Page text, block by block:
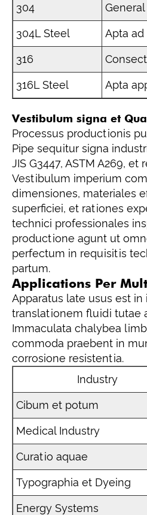
304
304L Steel Apta
316
316L Steel Apta
Vestibulum signa et
Processus productionis
Pipe sequitur signa
JIS G3447, ASTM A269, et
Vestibulum imperium
dimensiones, materiales
superficiei, et rationes
technici professionales
productione agunt ut
perfectum in requisitis
partum.
Applications Per
Apparatus late usus est in
translationem fluidi tutae
Immaculata chalybea
commoda praebent in
corrosione resistentia.
Industry
Cibum et potum
Medical Industry
Curatio aquae
Typographia et Dyeing
Energy Systems